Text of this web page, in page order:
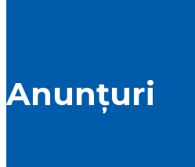
Anunțuri